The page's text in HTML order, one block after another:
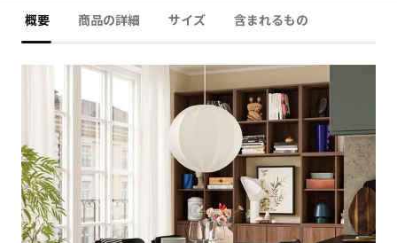
概要 商品の詳細 サイズ 含まれるもの